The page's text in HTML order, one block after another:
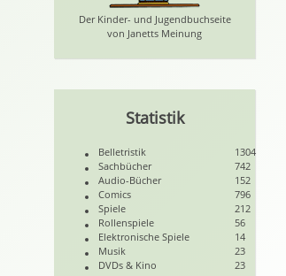
Der Kinder- und Jugendbuchseite
von Janetts Meinung
Statistik
Belletristik
1304
Sachbücher
742
Audio-Bücher
152
Comics
796
Spiele
212
Rollenspiele
56
Elektronische Spiele
14
Musik
23
DVDs & Kino
23